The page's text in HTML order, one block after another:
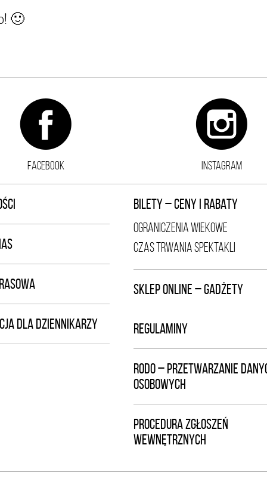
🙂
FACEBOOK INSTAGRAM
DLA DZIENNIKARZY
BILETY – CENY I RABATY
OGRANICZENIA WIEKOWE
CZAS TRWANIA SPEKTAKLI
SKLEP ONLINE – GADŻETY
REGULAMINY
RODO – PRZETWARZANIE
OSOBOWYCH
PROCEDURA ZGŁOSZEŃ
WEWNĘTRZNYCH